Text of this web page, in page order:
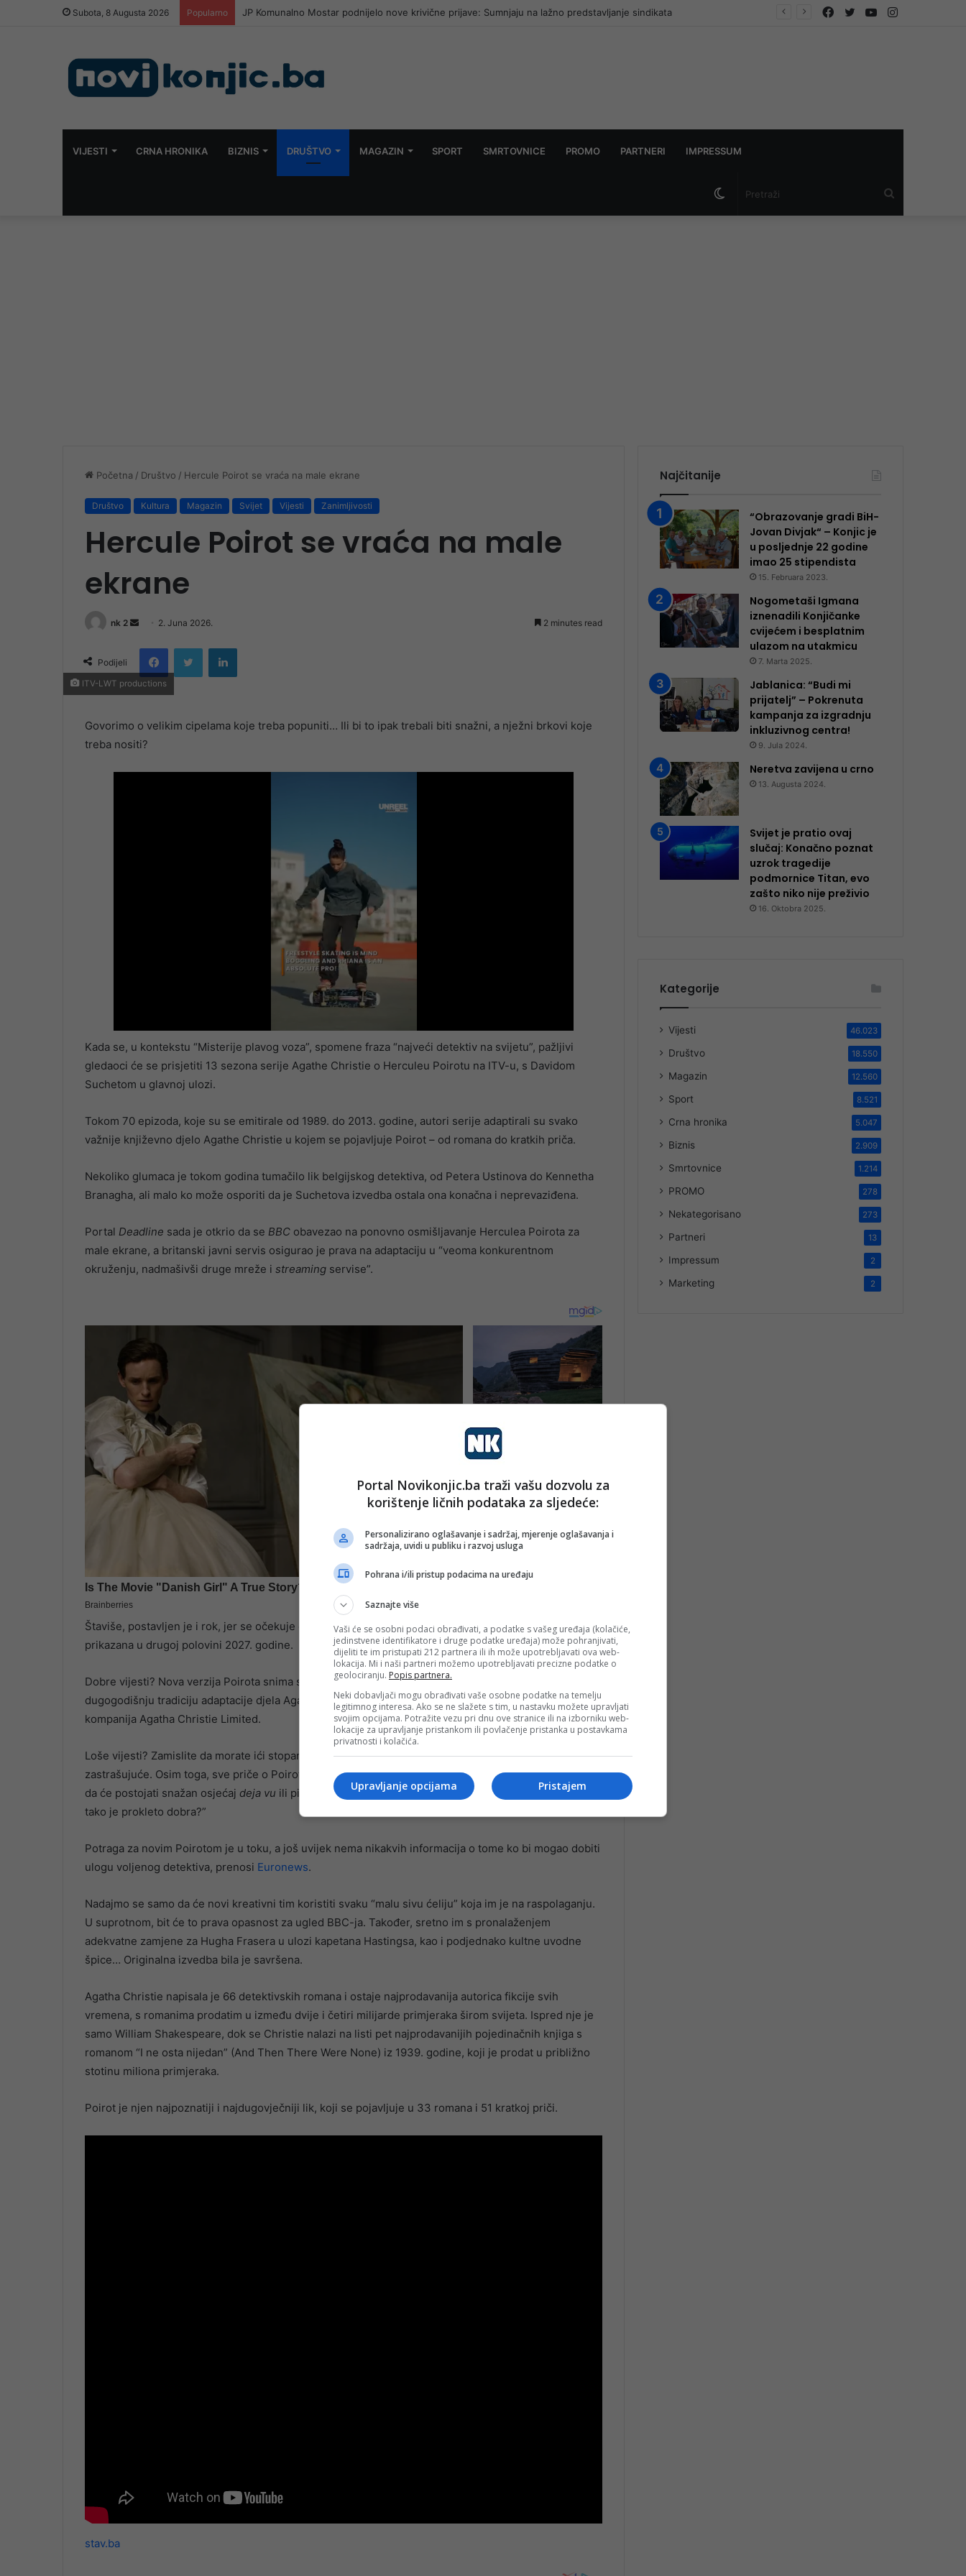
Subota, 8 Augusta 2026 Popularno JP Komunalno Mostar podnijelo nove krivične prijave: Sumnjaju na lažno predstavljanje sindikata Instagram
YouTube
Twitter
Facebook
VIJESTI CRNA HRONIKA BIZNIS DRUŠTVO MAGAZIN SPORT SMRTOVNICE PROMO PARTNERI IMPRESSUM
Switch
Početna / Društvo / Hercule Poirot se vraća na male ekrane
Društvo Kultura Magazin Svijet Vijesti Zanimljivosti
Hercule Poirot se vraća na male
ekrane
nk 2
Send
email
2. Juna 2026. 2 minutes read
Podijeli
FacebookTwitter LinkedIn
ITV-LWT productions
Govorimo o velikim cipelama koje treba popuniti… Ili bi to ipak trebali biti snažni, a nježni brkovi koje
treba nositi?
Kada se, u kontekstu “Misterije plavog voza”, spomene fraza “najveći detektiv na svijetu”, pažljivi
gledaoci će se prisjetiti 13 sezona serije Agathe Christie o Herculeu Poirotu na ITV-u, s Davidom
Suchetom u glavnoj ulozi.
Tokom 70 epizoda, koje su se emitirale od 1989. do 2013. godine, autori serije adaptirali su svako
važnije književno djelo Agathe Christie u kojem se pojavljuje Poirot – od romana do kratkih priča.
Nekoliko glumaca je tokom godina tumačilo lik belgijskog detektiva, od Petera Ustinova do Kennetha
Branagha, ali malo ko može osporiti da je Suchetova izvedba ostala ona konačna i neprevaziđena.
Portal Deadline sada je otkrio da se BBC obavezao na ponovno osmišljavanje Herculea Poirota za
male ekrane, a britanski javni servis osigurao je prava na adaptaciju u “veoma konkurentnom
okruženju, nadmašivši druge mreže i streaming servise”.
Štaviše, postavljen je i rok, jer se očekuje da će prva sezona najnovije inkarnacije premijerno biti
prikazana u drugoj polovini 2027. godine.
Dobre vijesti? Nova verzija Poirota snima se u produkcijskoj kući Mammoth Screen, koja ima
dugogodišnju tradiciju adaptacije djela Agathe Christie. Također, u produkciji učestvuje i
kompanija Agatha Christie Limited.
Loše vijesti? Zamislite da morate ići stopama neponovljivog Davida Sucheta… To je više nego
zastrašujuće. Osim toga, sve priče o Poirotu već su ispričane tokom Suchetovog mandata, što znači
da će postojati snažan osjećaj deja vu ili pitanje: “Zašto gledati novu seriju kada stara već postoji i
tako je prokleto dobra?”
Potraga za novim Poirotom je u toku, a još uvijek nema nikakvih informacija o tome ko bi mogao dobiti
ulogu voljenog detektiva, prenosi Euronews.
Nadajmo se samo da će novi kreativni tim koristiti svaku “malu sivu ćeliju” koja im je na raspolaganju.
U suprotnom, bit će to prava opasnost za ugled BBC-ja. Također, sretno im s pronalaženjem
adekvatne zamjene za Hugha Frasera u ulozi kapetana Hastingsa, kao i podjednako kultne uvodne
špice… Originalna izvedba bila je savršena.
Agatha Christie napisala je 66 detektivskih romana i ostaje najprodavanija autorica fikcije svih
vremena, s romanima prodatim u između dvije i četiri milijarde primjeraka širom svijeta. Ispred nje je
samo William Shakespeare, dok se Christie nalazi na listi pet najprodavanijih pojedinačnih knjiga s
romanom “I ne osta nijedan” (And Then There Were None) iz 1939. godine, koji je prodat u približno
stotinu miliona primjeraka.
Poirot je njen najpoznatiji i najdugovječniji lik, koji se pojavljuje u 33 romana i 51 kratkoj priči.
stav.ba
Najčitanije
“Obrazovanje gradi BiH-
Jovan Divjak“ – Konjic je
u posljednje 22 godine
imao 25 ​​stipendista
15. Februara 2023.
Nogometaši Igmana
iznenadili Konjičanke
cvijećem i besplatnim
ulazom na utakmicu
7. Marta 2025.
Jablanica: “Budi mi
prijatelj” – Pokrenuta
kampanja za izgradnju
inkluzivnog centra!
9. Jula 2024.
Neretva zavijena u crno
13. Augusta 2024.
Svijet je pratio ovaj
slučaj: Konačno poznat
uzrok tragedije
podmornice Titan, evo
zašto niko nije preživio
16. Oktobra 2025.
Kategorije
Vijesti 46.023
Društvo 18.550
Magazin 12.560
Sport 8.521
Crna hronika 5.047
Biznis 2.909
Smrtovnice 1.214
PROMO 278
Nekategorisano 273
Partneri 13
Impressum 2
Marketing 2
Portal Novikonjic.ba traži vašu dozvolu za
korištenje ličnih podataka za sljedeće:
Personalizirano oglašavanje i sadržaj, mjerenje oglašavanja i
sadržaja, uvidi u publiku i razvoj usluga
Pohrana i/ili pristup podacima na uređaju
Saznajte više
Vaši će se osobni podaci obrađivati, a podatke s vašeg uređaja (kolačiće,
jedinstvene identifikatore i druge podatke uređaja) može pohranjivati,
dijeliti te im pristupati 212 partnera ili ih može upotrebljavati ova web-
lokacija. Mi i naši partneri možemo upotrebljavati precizne podatke o
geolociranju. Popis partnera.
Neki dobavljači mogu obrađivati vaše osobne podatke na temelju
legitimnog interesa. Ako se ne slažete s tim, u nastavku možete upravljati
svojim opcijama. Potražite vezu pri dnu ove stranice ili na izborniku web-
lokacije za upravljanje pristankom ili povlačenje pristanka u postavkama
privatnosti i kolačića.
Pristajem
Upravljanje opcijama